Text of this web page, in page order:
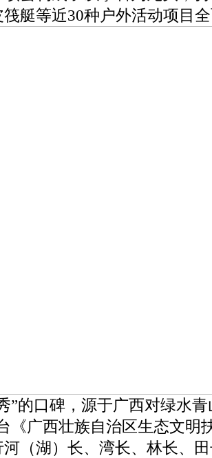
艇等近30种户外活动项目
”的口碑，源于广西对绿水
《广西壮族自治区生态文明
（湖）长、湾长、林长、